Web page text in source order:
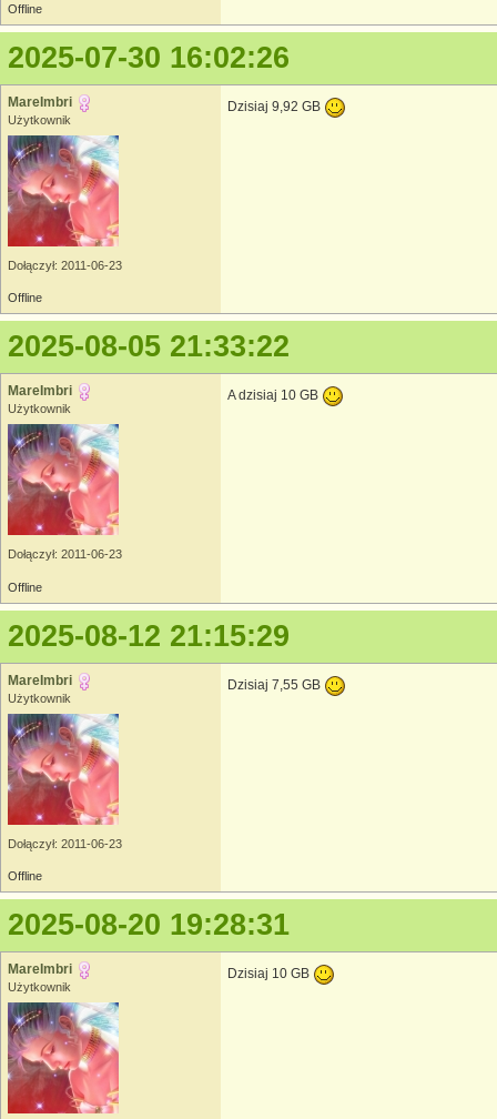
Offline
2025-07-30 16:02:26
MareImbri
Użytkownik
Dołączył: 2011-06-23
Dzisiaj 9,92 GB
Offline
2025-08-05 21:33:22
MareImbri
Użytkownik
Dołączył: 2011-06-23
A dzisiaj 10 GB
Offline
2025-08-12 21:15:29
MareImbri
Użytkownik
Dołączył: 2011-06-23
Dzisiaj 7,55 GB
Offline
2025-08-20 19:28:31
MareImbri
Użytkownik
Dzisiaj 10 GB